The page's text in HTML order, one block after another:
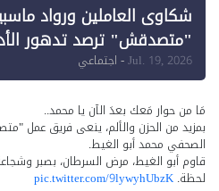
شكاوى العاملين ورواد
"متصدقش" ترصد تدهور
للإعلام"
Jul. 19, 2026- اجتماعي
مَا من حوار مَعك بعدَ الآن يا محمد..
بمزيد من الحزن والألم، ينعى فريق عمل
الصحفي محمد أبو الغيط.
قاوم أبو الغيط، مرض السرطان، بصبر
لحظة. pic.twitter.com/9lywyhUbzK